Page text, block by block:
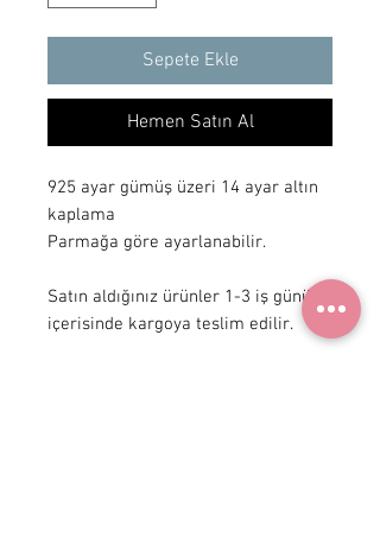
Sepete Ekle
Hemen Satın Al
925 ayar gümüş üzeri 14 ayar altın
kaplama
Parmağa göre ayarlanabilir.
Satın aldığınız ürünler 1-3 iş günü
içerisinde kargoya teslim edilir.